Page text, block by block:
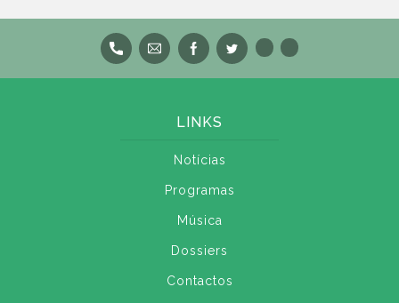
LINKS
Notícias
Programas
Música
Dossiers
Contactos